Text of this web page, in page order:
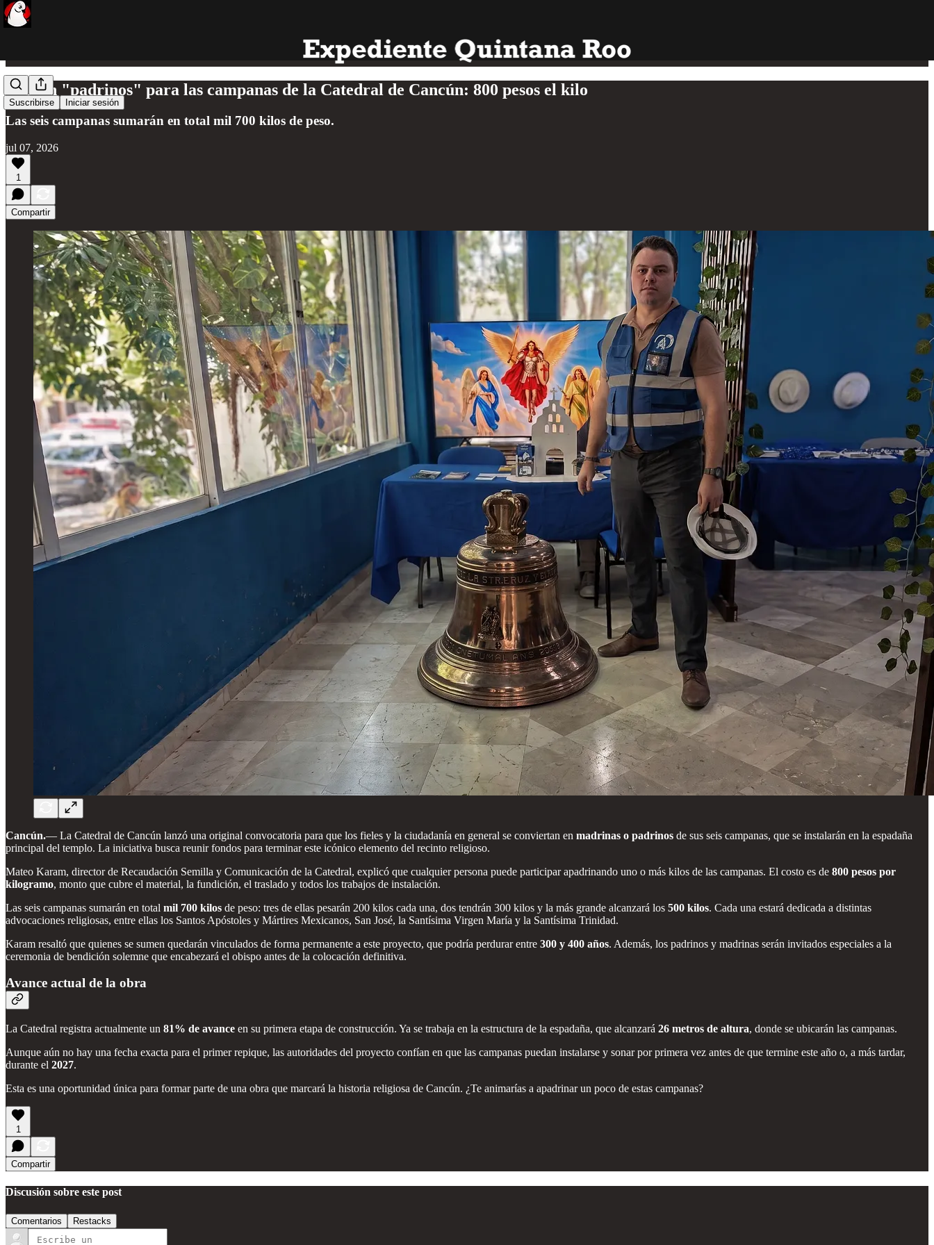
Suscribirse Iniciar sesión
Buscan "padrinos" para las campanas de la Catedral de Cancún: 800 pesos el kilo
Las seis campanas sumarán en total mil 700 kilos de peso.
jul 07, 2026
1
Compartir
Cancún.— La Catedral de Cancún lanzó una original convocatoria para que los fieles y la ciudadanía en general se conviertan en madrinas o padrinos de sus seis campanas, que se instalarán en la espadaña
principal del templo. La iniciativa busca reunir fondos para terminar este icónico elemento del recinto religioso.
Mateo Karam, director de Recaudación Semilla y Comunicación de la Catedral, explicó que cualquier persona puede participar apadrinando uno o más kilos de las campanas. El costo es de 800 pesos por
kilogramo, monto que cubre el material, la fundición, el traslado y todos los trabajos de instalación.
Las seis campanas sumarán en total mil 700 kilos de peso: tres de ellas pesarán 200 kilos cada una, dos tendrán 300 kilos y la más grande alcanzará los 500 kilos. Cada una estará dedicada a distintas
advocaciones religiosas, entre ellas los Santos Apóstoles y Mártires Mexicanos, San José, la Santísima Virgen María y la Santísima Trinidad.
Karam resaltó que quienes se sumen quedarán vinculados de forma permanente a este proyecto, que podría perdurar entre 300 y 400 años. Además, los padrinos y madrinas serán invitados especiales a la
ceremonia de bendición solemne que encabezará el obispo antes de la colocación definitiva.
Avance actual de la obra
La Catedral registra actualmente un 81% de avance en su primera etapa de construcción. Ya se trabaja en la estructura de la espadaña, que alcanzará 26 metros de altura, donde se ubicarán las campanas.
Aunque aún no hay una fecha exacta para el primer repique, las autoridades del proyecto confían en que las campanas puedan instalarse y sonar por primera vez antes de que termine este año o, a más tardar,
durante el 2027.
Esta es una oportunidad única para formar parte de una obra que marcará la historia religiosa de Cancún. ¿Te animarías a apadrinar un poco de estas campanas?
1
Compartir
Discusión sobre este post
Comentarios Restacks